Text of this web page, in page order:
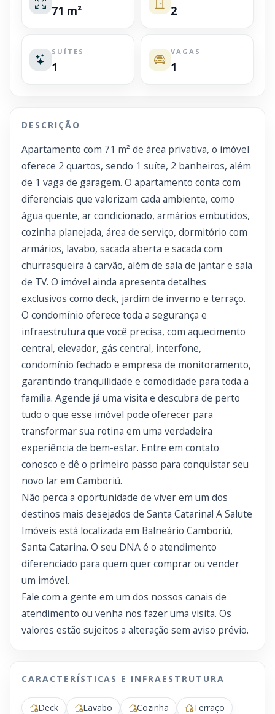
71 m² 2
SUÍTES
1
VAGAS
1
DESCRIÇÃO
Apartamento com 71 m² de área privativa, o imóvel
oferece 2 quartos, sendo 1 suíte, 2 banheiros, além
de 1 vaga de garagem. O apartamento conta com
diferenciais que valorizam cada ambiente, como
água quente, ar condicionado, armários embutidos,
cozinha planejada, área de serviço, dormitório com
armários, lavabo, sacada aberta e sacada com
churrasqueira à carvão, além de sala de jantar e sala
de TV. O imóvel ainda apresenta detalhes
exclusivos como deck, jardim de inverno e terraço.
O condomínio oferece toda a segurança e
infraestrutura que você precisa, com aquecimento
central, elevador, gás central, interfone,
condomínio fechado e empresa de monitoramento,
garantindo tranquilidade e comodidade para toda a
família. Agende já uma visita e descubra de perto
tudo o que esse imóvel pode oferecer para
transformar sua rotina em uma verdadeira
experiência de bem-estar. Entre em contato
conosco e dê o primeiro passo para conquistar seu
novo lar em Camboriú.
Não perca a oportunidade de viver em um dos
destinos mais desejados de Santa Catarina! A Salute
Imóveis está localizada em Balneário Camboriú,
Santa Catarina. O seu DNA é o atendimento
diferenciado para quem quer comprar ou vender
um imóvel.
Fale com a gente em um dos nossos canais de
atendimento ou venha nos fazer uma visita. Os
valores estão sujeitos a alteração sem aviso prévio.
CARACTERÍSTICAS E INFRAESTRUTURA
Deck Lavabo Cozinha
Terraço